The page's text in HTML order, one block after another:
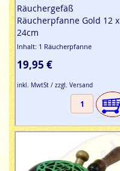
Räuchergefäß
Räucherpfanne Gold 12 x
24cm
Inhalt: 1 Räucherpfanne
19,95 €
inkl. MwtSt / zzgl. Versand